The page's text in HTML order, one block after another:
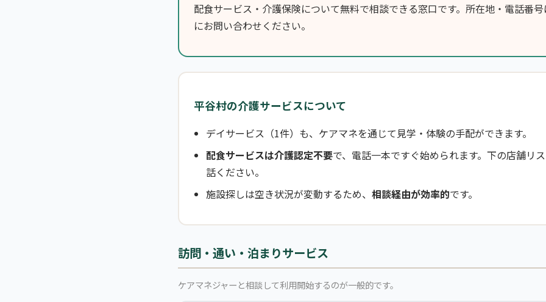
配食サービス・介護保険について無料で相談できる窓口です。所在地・電話番
にお問い合わせください。
平谷村の介護サービスについて
デイサービス（1件）も、ケアマネを通じて見学・体験の手配ができます。
配食サービスは介護認定不要で、電話一本ですぐ始められます。下の店舗リ
話ください。
施設探しは空き状況が変動するため、 相談経由が効率的です。
訪問・通い・泊まりサービス
ケアマネジャーと相談して利用開始するのが一般的です。